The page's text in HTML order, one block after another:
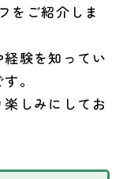
をご紹介しま
験を知ってい
。
しみにしてお